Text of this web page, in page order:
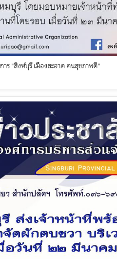
าร "สิงห์บุรี เมืองสะอาด คนสุขภาพดี"